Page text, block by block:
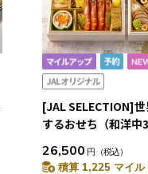
[JAL SELECTION]
するおせち（和洋中3
26,500 円 （税込）
積算 1,225 マイル